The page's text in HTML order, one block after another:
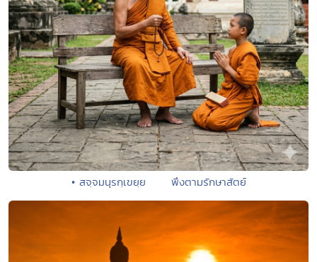
• สจฺจมนุรกฺเขยฺย พึงตามรักษาสัตย์